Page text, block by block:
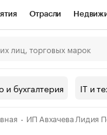
Отрасли
Проверка
валюты
и бухгалтерия IT и
ИП Авхачева Лидия